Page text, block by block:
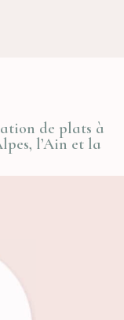
de plats à
l’Ain et la